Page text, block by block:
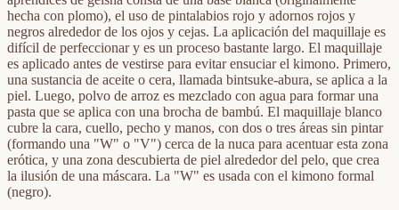
hecha con plomo), el uso de pintalabios rojo y adornos rojos y
negros alrededor de los ojos y cejas. La aplicación del maquillaje es
difícil de perfeccionar y es un proceso bastante largo. El maquillaje
es aplicado antes de vestirse para evitar ensuciar el kimono. Primero,
una sustancia de aceite o cera, llamada bintsuke-abura, se aplica a la
piel. Luego, polvo de arroz es mezclado con agua para formar una
pasta que se aplica con una brocha de bambú. El maquillaje blanco
cubre la cara, cuello, pecho y manos, con dos o tres áreas sin pintar
(formando una "W" o "V") cerca de la nuca para acentuar esta zona
erótica, y una zona descubierta de piel alrededor del pelo, que crea
la ilusión de una máscara. La "W" es usada con el kimono formal
(negro).